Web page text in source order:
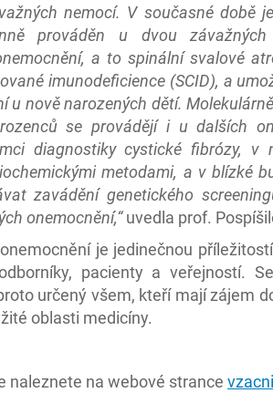
nemocí. V současné době
prováděn u dvou závažných
a to spinální svalové
imunodeficience (SCID), a
u nově narozených dětí.
se provádějí i u dalších
diagnostiky cystické fibrózy, v
metodami, a v blízké
zavádění genetického
onemocnění,“uvedla prof.
je jedinečnou
pacienty a veřejností.
určený všem, kteří mají zájem
oblasti medicíny.
naleznete na webové strance